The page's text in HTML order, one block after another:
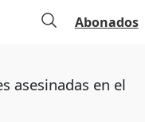
Abonados
asesinadas en el